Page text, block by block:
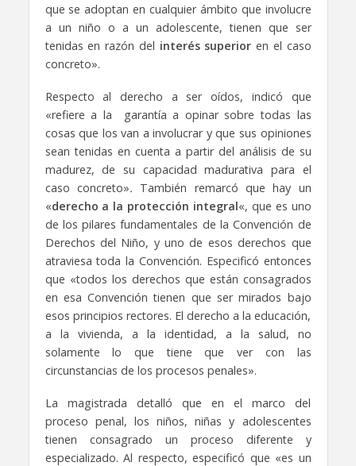
que se adoptan en cualquier ámbito que involucre
a un niño o a un adolescente, tienen que ser
tenidas en razón del interés superior en el caso
concreto».
Respecto al derecho a ser oídos, indicó que
«refiere a la garantía a opinar sobre todas las
cosas que los van a involucrar y que sus opiniones
sean tenidas en cuenta a partir del análisis de su
madurez, de su capacidad madurativa para el
caso concreto». También remarcó que hay un
«derecho a la protección integral«, que es uno
de los pilares fundamentales de la Convención de
Derechos del Niño, y uno de esos derechos que
atraviesa toda la Convención. Especificó entonces
que «todos los derechos que están consagrados
en esa Convención tienen que ser mirados bajo
esos principios rectores. El derecho a la educación,
a la vivienda, a la identidad, a la salud, no
solamente lo que tiene que ver con las
circunstancias de los procesos penales».
La magistrada detalló que en el marco del
proceso penal, los niños, niñas y adolescentes
tienen consagrado un proceso diferente y
especializado. Al respecto, especificó que «es un